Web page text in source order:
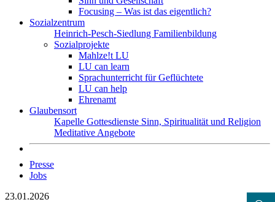
Focusing – Was ist das eigentlich?
Sozialzentrum
Heinrich-Pesch-Siedlung Familienbildung
Sozialprojekte
Mahlze!t LU
LU can learn
Sprachunterricht für Geflüchtete
LU can help
Ehrenamt
Glaubensort
Kapelle Gottesdienste Sinn, Spiritualität und Religion
Meditative Angebote
Presse
Jobs
23.01.2026